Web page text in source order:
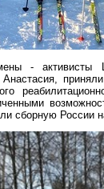
-
сборную России